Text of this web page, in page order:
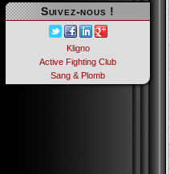
Suivez-nous !
Kligno
Active Fighting Club
Sang & Plomb